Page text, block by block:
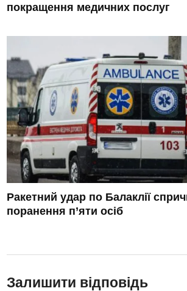
покращення медичних послуг
Ракетний удар по Балаклії
поранення п’яти осіб
Залишити відповідь